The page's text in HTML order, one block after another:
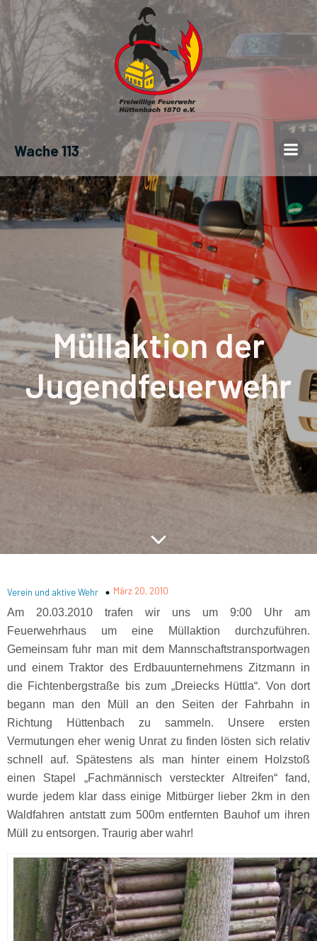
Wache 113
Müllaktion der
Jugendfeuerwehr
Verein und aktive Wehr März 20, 2010
Am 20.03.2010 trafen wir uns um 9:00 Uhr am
Feuerwehrhaus um eine Müllaktion durchzuführen.
Gemeinsam fuhr man mit dem Mannschaftstransportwagen
und einem Traktor des Erdbauunternehmens Zitzmann in
die Fichtenbergstraße bis zum „Dreiecks Hüttla“. Von dort
begann man den Müll an den Seiten der Fahrbahn in
Richtung Hüttenbach zu sammeln. Unsere ersten
Vermutungen eher wenig Unrat zu finden lösten sich relativ
schnell auf. Spätestens als man hinter einem Holzstoß
einen Stapel „Fachmännisch versteckter Altreifen“ fand,
wurde jedem klar dass einige Mitbürger lieber 2km in den
Waldfahren antstatt zum 500m entfernten Bauhof um ihren
Müll zu entsorgen. Traurig aber wahr!